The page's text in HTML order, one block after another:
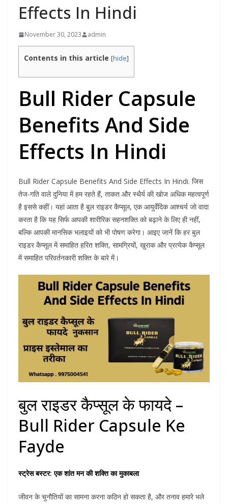
Effects In Hindi
November 30, 2023 admin
Contents in this article [hide]
Bull Rider Capsule
Benefits And Side
Effects In Hindi
Bull Rider Capsule Benefits And Side Effects In Hindi. जिस
तेज-गति वाले दुनिया में हम रहते हैं, ताकत और स्थैर्य की खोज अधिक महत्वपूर्ण
है इससे कहीं। यहां आता है बुल राइडर कैप्सूल, एक आयुर्वेदिक आश्चर्य जो वादा
करता है कि यह सिर्फ आपकी शारीरिक सहनशक्ति को बढ़ाने के लिए ही नहीं,
बल्कि आपकी मानसिक भलाइयों को भी पोषण करेगा। आइए जानें कि हर बुल
राइडर कैप्सूल में समाहित हरित शक्ति, सामग्रियों, खुराक और प्रत्येक कैप्सूल
में समाहित परिवर्तनकारी शक्ति के बारे में।
बुल राइडर कैप्सूल के फायदे –
Bull Rider Capsule Ke
Fayde
स्ट्रेस बस्टर: एक शांत मन की शक्ति का मुकाबला
जीवन के चुनौतियों का सामना करना कठिन हो सकता है, और तनाव हमारे भले